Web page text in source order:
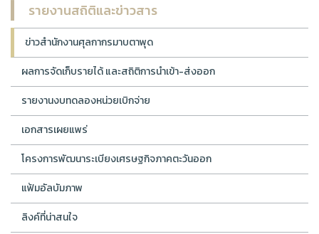
รายงานสถิติและข่าวสาร
ข่าวสำนักงานศุลกากรมาบตาพุด
ผลการจัดเก็บรายได้ และสถิติการนำเข้า-ส่งออก
รายงานงบทดลองหน่วยเบิกจ่าย
เอกสารเผยแพร่
โครงการพัฒนาระเบียงเศรษฐกิจภาคตะวันออก
แฟ้มอัลบัมภาพ
ลิงค์ที่น่าสนใจ